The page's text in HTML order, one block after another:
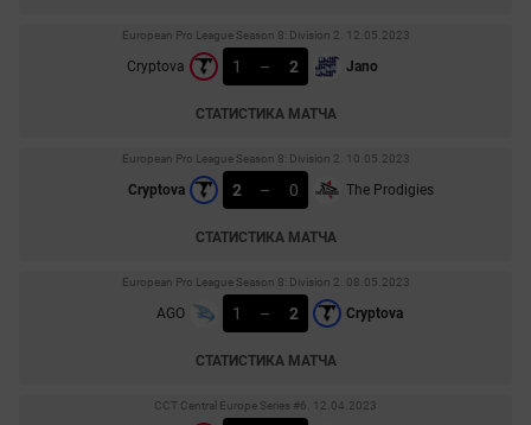
European Pro League Season 8: Division 2. 12.05.2023
Cryptova 1 – 2 Jano
СТАТИСТИКА МАТЧА
European Pro League Season 8: Division 2. 10.05.2023
Cryptova 2 – 0 The Prodigies
СТАТИСТИКА МАТЧА
European Pro League Season 8: Division 2. 08.05.2023
AGO 1 – 2 Cryptova
СТАТИСТИКА МАТЧА
CCT Central Europe Series #6. 12.04.2023